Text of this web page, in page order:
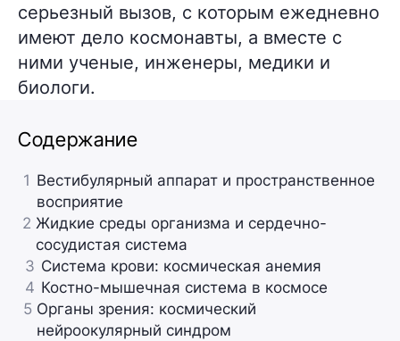
серьезный вызов, с которым ежедневно
имеют дело космонавты, а вместе с
ними ученые, инженеры, медики и
биологи.
Содержание
1 Вестибулярный аппарат и пространственное
восприятие
2 Жидкие среды организма и сердечно-
сосудистая система
3 Система крови: космическая анемия
4 Костно-мышечная система в космосе
5 Органы зрения: космический
нейроокулярный синдром